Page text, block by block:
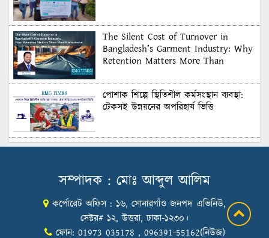
The Silent Cost of Turnover in
Bangladesh’s Garment Industry: Why
Retention Matters More Than
পোশাক শিল্পে স্থিতিশীল কর্মসংস্থান ব্যবস্থা:
টেকসই উন্নয়নের অপরিহার্য ভিত্তি
শুল্কের দেয়াল ভাঙার সুযোগ: মার্কিন বাজারে
Honoring Excellence: Texstream
Fashion Ltd. Rewards Best Workers–
2026
সম্পাদক : মোঃ আব্দুল আলিম
কর্পোরেট অফিস : ১৬, সোনারগাঁও জনপদ এভিনিউ,
সেক্টর# ১২, উত্তরা, ঢাকা-১২৩০।
ফোন: 01973 035178 , 096391-55162(নিউজ)